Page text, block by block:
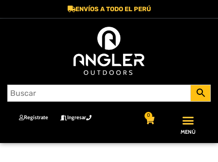
ENVÍOS A TODO EL PERÚ
Regístrate Ingresar 0
MENÚ